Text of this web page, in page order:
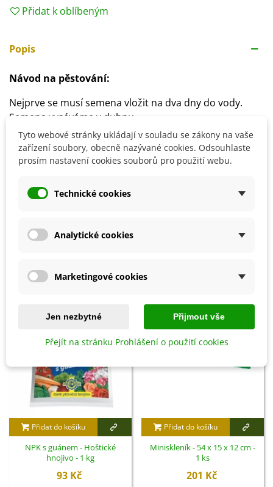
Přidat k oblíbeným
Popis
Návod na pěstování:
Nejprve se musí semena vložit na dva dny do vody.
Semena vyséváme v dubnu.
Dále je nutný dobrá drenáž s třetinou písku.
Semena skočce klíčí v interiéru v polostínu cca měsíc.
Ven přesouváme ve druhé polovině května.
Přidat do košíku
NPK s guánem - Hoštické
hnojivo - 1 kg
93 Kč
Přidat do košíku
Miniskleník - 54 x 15 x 12 cm -
1 ks
201 Kč
Tyto webové stránky ukládají v souladu se zákony na vaše
zařízení soubory, obecně nazývané cookies. Odsouhlaste
prosím nastavení cookies souborů pro použití webu.
Technické cookies
Analytické cookies
Marketingové cookies
Jen nezbytné Přijmout vše
Přejít na stránku Prohlášení o použití cookies